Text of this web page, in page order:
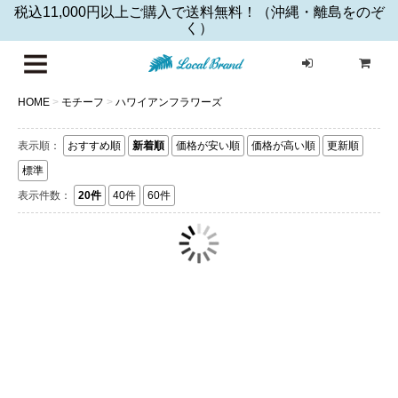
税込11,000円以上ご購入で送料無料！（沖縄・離島をのぞ
く）
HOME > モチーフ > ハワイアンフラワーズ
表示順： おすすめ順 新着順 価格が安い順 価格が高い順
更新順
標準
表示件数：
20件 40件 60件